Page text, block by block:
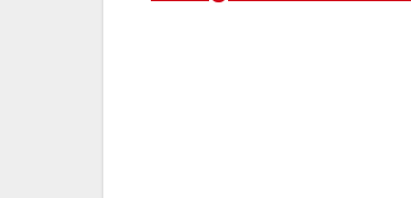
Si desea conocer más